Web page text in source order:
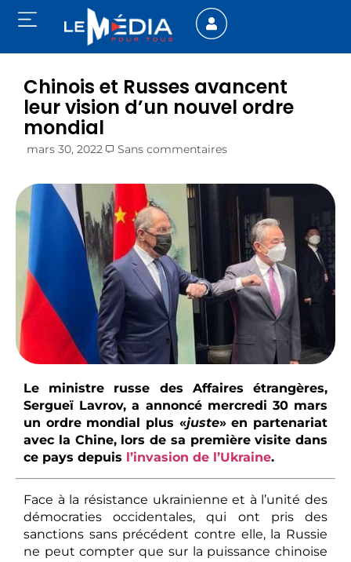
Chinois et Russes avancent
leur vision d’un nouvel ordre
mondial
mars 30, 2022 Sans commentaires
Le ministre russe des Affaires étrangères,
Sergueï Lavrov, a annoncé mercredi 30 mars
un ordre mondial plus «juste» en partenariat
avec la Chine, lors de sa première visite dans
ce pays depuis l’invasion de l’Ukraine.
Face à la résistance ukrainienne et à l’unité des
démocraties occidentales, qui ont pris des
sanctions sans précédent contre elle, la Russie
ne peut compter que sur la puissance chinoise